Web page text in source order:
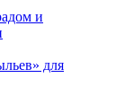
и
для